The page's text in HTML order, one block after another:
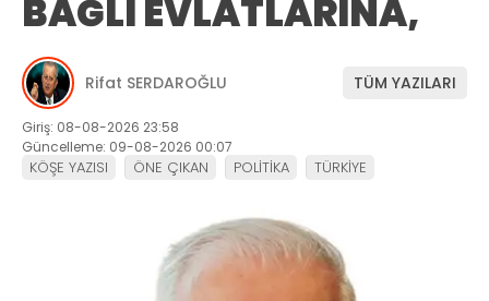
BAĞLI EVLATLARINA,
Rifat SERDAROĞLU TÜM YAZILARI
Giriş: 08-08-2026 23:58
Güncelleme: 09-08-2026 00:07
KÖŞE YAZISI ÖNE ÇIKAN POLİTİKA TÜRKİYE